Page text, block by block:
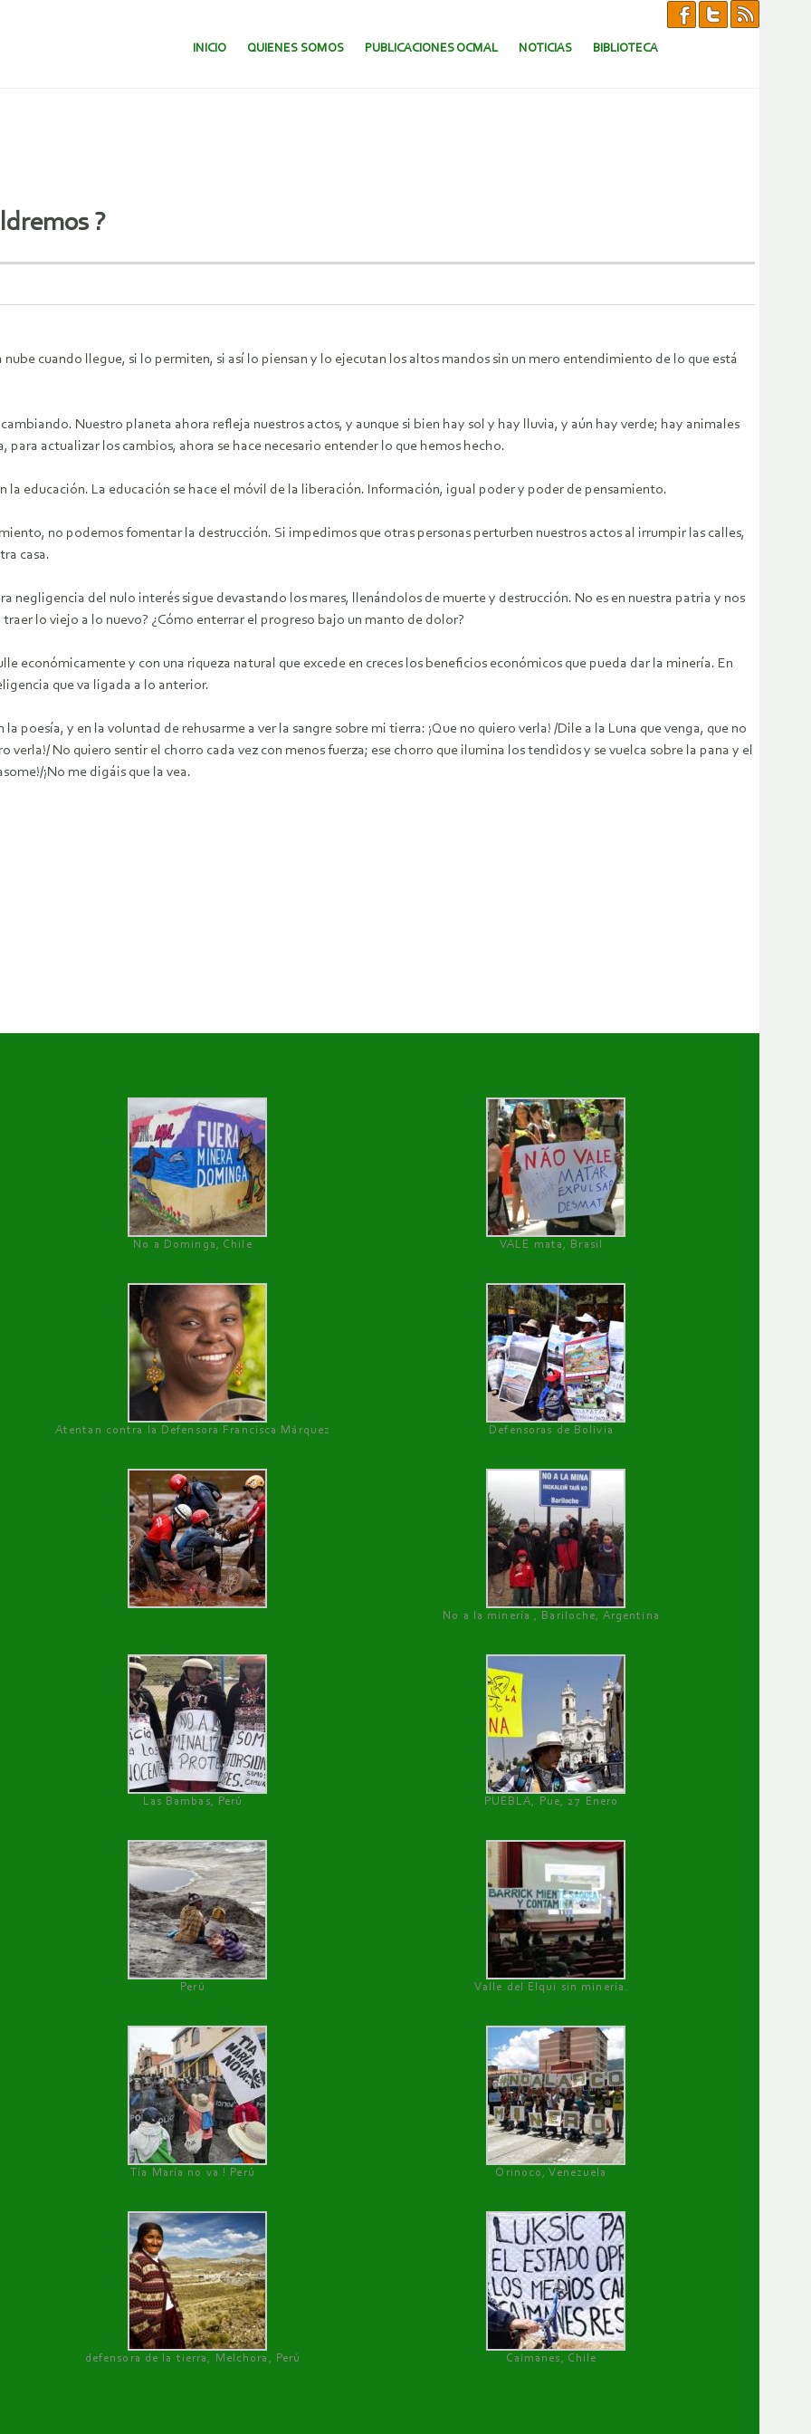
SALTAR AL CONTENIDO.
INICIO QUIENES SOMOS PUBLICACIONES OCMAL NOTICIAS BIBLIOTECA
?
nube cuando llegue, si lo permiten, si así lo piensan y lo ejecutan los altos mandos sin un mero entendimiento de lo que está
Nuestro planeta ahora refleja nuestros actos, y aunque si bien hay sol y hay lluvia, y aún hay verde; hay animales
actualizar los cambios, ahora se hace necesario entender lo que hemos hecho.
educación. La educación se hace el móvil de la liberación. Información, igual poder y poder de pensamiento.
no podemos fomentar la destrucción. Si impedimos que otras personas perturben nuestros actos al irrumpir las calles,
casa.
negligencia del nulo interés sigue devastando los mares, llenándolos de muerte y destrucción. No es en nuestra patria y nos
lo viejo a lo nuevo? ¿Cómo enterrar el progreso bajo un manto de dolor?
económicamente y con una riqueza natural que excede en creces los beneficios económicos que pueda dar la minería. En
que va ligada a lo anterior.
poesía, y en la voluntad de rehusarme a ver la sangre sobre mi tierra: ¡Que no quiero verla! /Dile a la Luna que venga, que no
verla!/ No quiero sentir el chorro cada vez con menos fuerza; ese chorro que ilumina los tendidos y se vuelca sobre la pana y el
¡No me digáis que la vea.
No a Dominga, Chile
VALE mata, Brasil
Atentan contra la Defensora Francisca Márquez Defensoras de Bolivia
No a la minería , Bariloche, Argentina
Las Bambas, Perú PUEBLA, Pue, 27 Enero
Perú Valle del Elqui sin minería.
Tía María no va ! Perú Orinoco, Venezuela
defensora de la tierra, Melchora, Perú Caimanes, Chile